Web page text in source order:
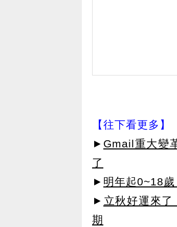
【往下看更多】
► Gmail重大變
了
► 明年起0~18
► 立秋好運來
期